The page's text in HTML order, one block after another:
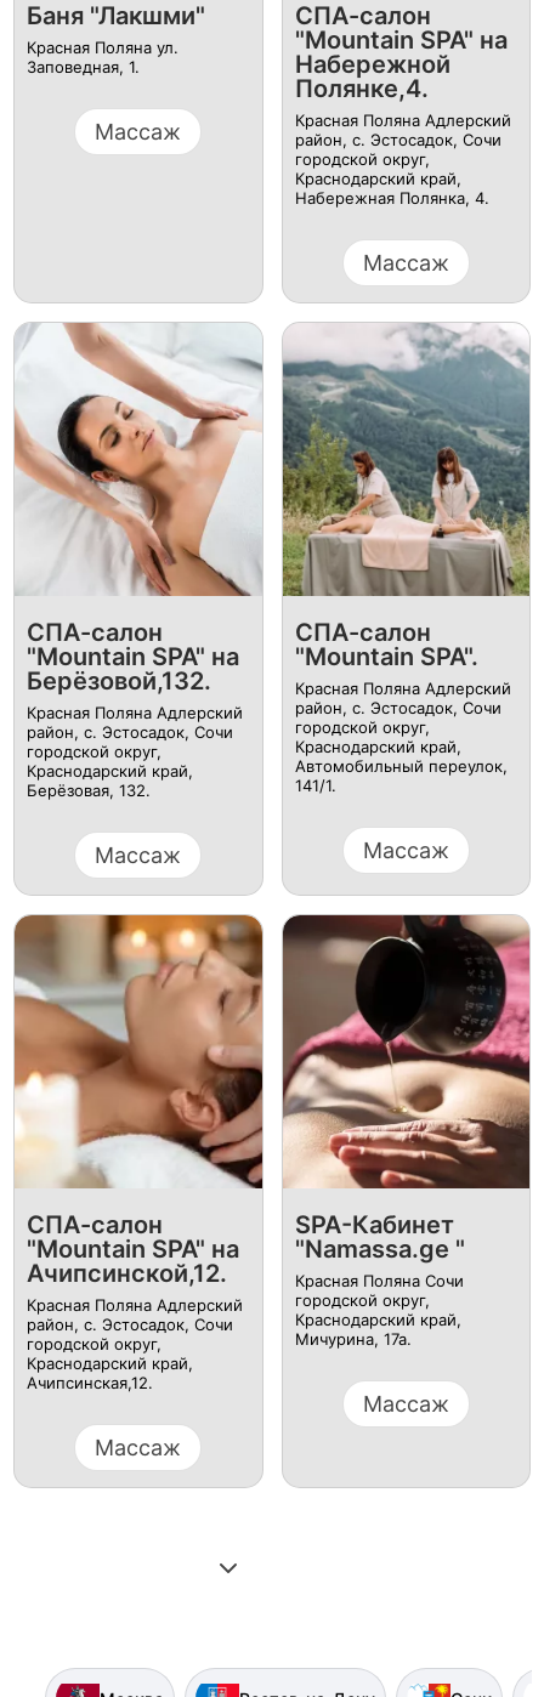
Баня "Лакшми"
Красная Поляна ул.
Заповедная, 1.
Массаж
СПА-салон
"Mountain SPA" на
Набережной
Полянке,4.
Красная Поляна Адлерский
район, с. Эстосадок, Сочи
городской округ,
Краснодарский край, ​
Набережная Полянка, 4.
Массаж
СПА-салон
"Mountain SPA" на
Берёзовой,132.
Красная Поляна Адлерский
район, с. Эстосадок, Сочи
городской округ,
Краснодарский край,​
Берёзовая, 132.
Массаж
​СПА-салон
"Mountain SPA".
Красная Поляна Адлерский
район, с. Эстосадок, Сочи
городской округ,
Краснодарский край,​
Автомобильный переулок,
141/1.
Массаж
​СПА-салон
"Mountain SPA" на
Ачипсинской,12.
Красная Поляна Адлерский
район, с. Эстосадок, Сочи
городской округ,
Краснодарский край,​
Ачипсинская,12.
Массаж
SPA-Кабинет
"Namassa.ge "
Красная Поляна Сочи
городской округ,
Краснодарский край,​
Мичурина, 17а.
Массаж